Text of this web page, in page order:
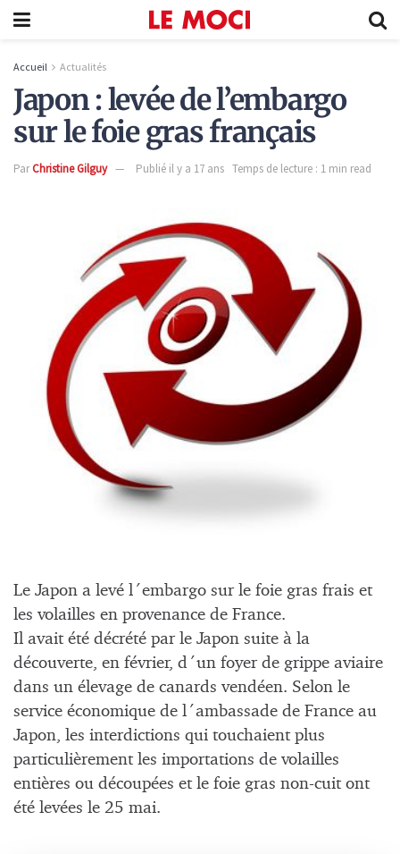
Accueil Actualités
Japon : levée de l’embargo
sur le foie gras français
ParChristine Gilguy Publié il y a 17 ans Temps de lecture : 1 min read
Le Japon a levé l´embargo sur le foie gras frais et
les volailles en provenance de France.
Il avait été décrété par le Japon suite à la
découverte, en février, d´un foyer de grippe aviaire
dans un élevage de canards vendéen. Selon le
service économique de l´ambassade de France au
Japon, les interdictions qui touchaient plus
particulièrement les importations de volailles
entières ou découpées et le foie gras non-cuit ont
été levées le 25 mai.